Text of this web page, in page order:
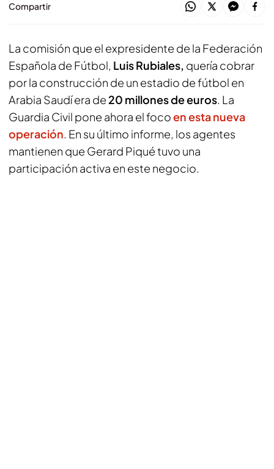
Compartir
La comisión que el expresidente de la Federación
Española de Fútbol, Luis Rubiales, quería cobrar
por la construcción de un estadio de fútbol en
Arabia Saudí era de 20 millones de euros. La
Guardia Civil pone ahora el focoen esta nueva
operación. En su último informe, los agentes
mantienen que Gerard Piqué tuvo una
participación activa en este negocio.